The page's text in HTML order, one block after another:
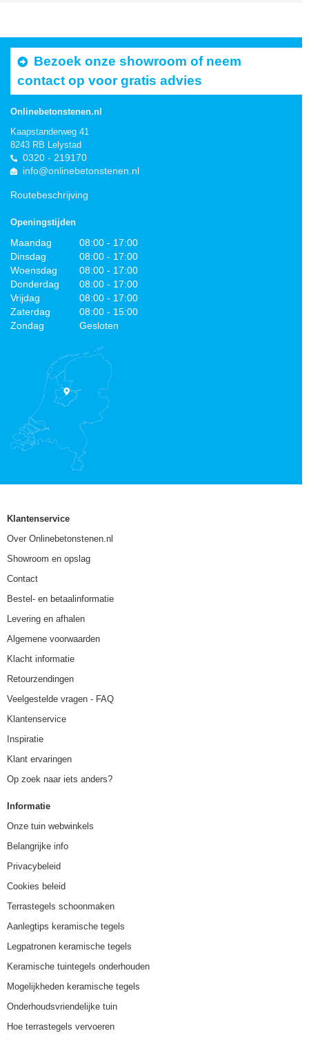
Bezoek onze showroom of neem
contact op voor gratis advies
Onlinebetonstenen.nl
Kaapstanderweg 41
8243 RB Lelystad
0320 - 219170
info@onlinebetonstenen.nl
Routebeschrijving
Openingstijden
Maandag
08:00 - 17:00
Dinsdag
08:00 - 17:00
Woensdag
08:00 - 17:00
Donderdag
08:00 - 17:00
Vrijdag
08:00 - 17:00
Zaterdag
08:00 - 15:00
Zondag
Gesloten
Klantenservice
Over Onlinebetonstenen.nl
Showroom en opslag
Contact
Bestel- en betaalinformatie
Levering en afhalen
Algemene voorwaarden
Klacht informatie
Retourzendingen
Veelgestelde vragen - FAQ
Klantenservice
Inspiratie
Klant ervaringen
Op zoek naar iets anders?
Informatie
Onze tuin webwinkels
Belangrijke info
Privacybeleid
Cookies beleid
Terrastegels schoonmaken
Aanlegtips keramische tegels
Legpatronen keramische tegels
Keramische tuintegels onderhouden
Mogelijkheden keramische tegels
Onderhoudsvriendelijke tuin
Hoe terrastegels vervoeren